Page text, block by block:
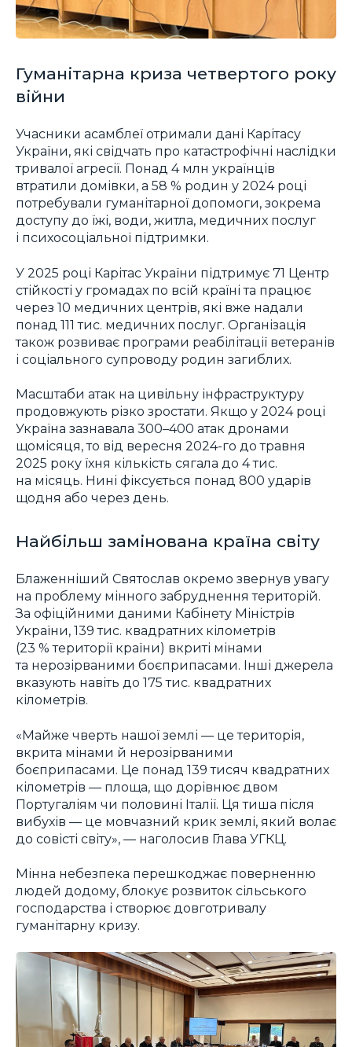
Гуманітарна криза четвертого року
війни
Учасники асамблеї отримали дані Карітасу
України, які свідчать про катастрофічні наслідки
тривалої агресії. Понад 4 млн українців
втратили домівки, а 58 % родин у 2024 році
потребували гуманітарної допомоги, зокрема
доступу до їжі, води, житла, медичних послуг
і психосоціальної підтримки.
У 2025 році Карітас України підтримує 71 Центр
стійкості у громадах по всій країні та працює
через 10 медичних центрів, які вже надали
понад 111 тис. медичних послуг. Організація
також розвиває програми реабілітації ветеранів
і соціального супроводу родин загиблих.
Масштаби атак на цивільну інфраструктуру
продовжують різко зростати. Якщо у 2024 році
Україна зазнавала 300–400 атак дронами
щомісяця, то від вересня 2024-го до травня
2025 року їхня кількість сягала до 4 тис.
на місяць. Нині фіксується понад 800 ударів
щодня або через день.
Найбільш замінована країна світу
Блаженніший Святослав окремо звернув увагу
на проблему мінного забруднення територій.
За офіційними даними Кабінету Міністрів
України, 139 тис. квадратних кілометрів
(23 % території країни) вкриті мінами
та нерозірваними боєприпасами. Інші джерела
вказують навіть до 175 тис. квадратних
кілометрів.
«Майже чверть нашої землі — це територія,
вкрита мінами й нерозірваними
боєприпасами. Це понад 139 тисяч квадратних
кілометрів — площа, що дорівнює двом
Португаліям чи половині Італії. Ця тиша після
вибухів — це мовчазний крик землі, який волає
до совісті світу», — наголосив Глава УГКЦ.
Мінна небезпека перешкоджає поверненню
людей додому, блокує розвиток сільського
господарства і створює довготривалу
гуманітарну кризу.